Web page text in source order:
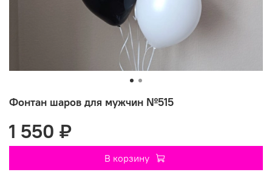
Фонтан шаров для мужчин №515
1 550 ₽
В корзину